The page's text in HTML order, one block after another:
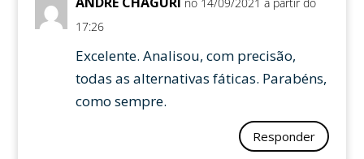
17:26
Excelente. Analisou, com precisão,
todas as alternativas fáticas. Parabéns,
como sempre.
Responder